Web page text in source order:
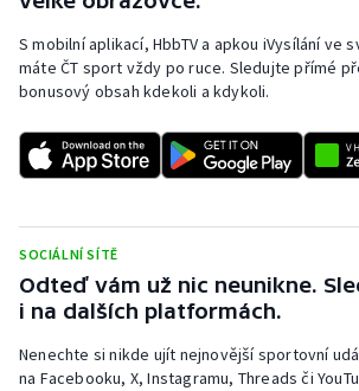
Vodní slalom
Volejbal
S mobilní aplikací, HbbTV a apkou iVysílání ve
máte ČT sport vždy po ruce. Sledujte přímé
bonusový obsah kdekoli a kdykoli.
SOCIÁLNÍ SÍTĚ
Odteď vám už nic neunikne.
i na dalších platformách.
Nenechte si nikde ujít nejnovější sportovní
na Facebooku, X, Instagramu, Threads či